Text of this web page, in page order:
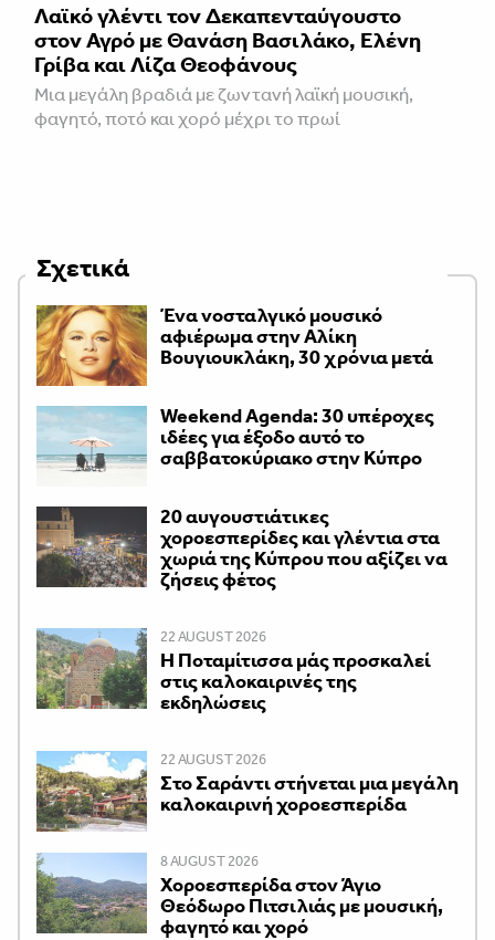
Λαϊκό γλέντι τον Δεκαπενταύγουστο
στον Αγρό με Θανάση Βασιλάκο, Ελένη
Γρίβα και Λίζα Θεοφάνους
Μια μεγάλη βραδιά με ζωντανή λαϊκή μουσική,
φαγητό, ποτό και χορό μέχρι το πρωί
Σχετικά
Ένα νοσταλγικό μουσικό
αφιέρωμα στην Αλίκη
Βουγιουκλάκη, 30 χρόνια μετά
Weekend Agenda: 30 υπέροχες
ιδέες για έξοδο αυτό το
σαββατοκύριακο στην Κύπρο
20 αυγουστιάτικες
χοροεσπερίδες και γλέντια στα
χωριά της Κύπρου που αξίζει να
ζήσεις φέτος
22 AUGUST 2026
Η Ποταμίτισσα μάς προσκαλεί
στις καλοκαιρινές της
εκδηλώσεις
22 AUGUST 2026
Στο Σαράντι στήνεται μια μεγάλη
καλοκαιρινή χοροεσπερίδα
8 AUGUST 2026
Χοροεσπερίδα στον Άγιο
Θεόδωρο Πιτσιλιάς με μουσική,
φαγητό και χορό